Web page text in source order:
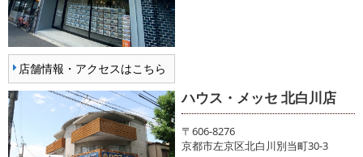
店舗情報・アクセスはこちら
ハウス・メッセ 北白川店
〒606-8276
京都市左京区北白川別当町30-3